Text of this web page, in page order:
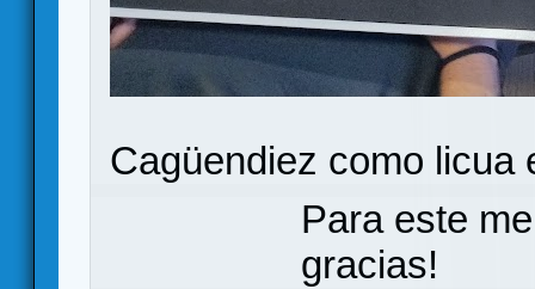
Cagüendiez como licua
Para este
gracias!